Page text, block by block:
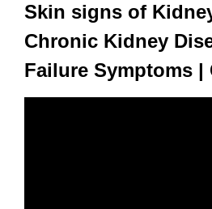
Skin signs of
Chronic Kidney
Failure Symptoms |